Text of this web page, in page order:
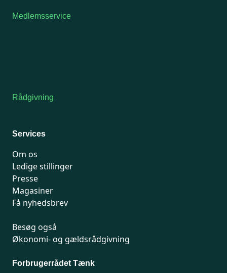
Medlemsservice
Rådgivning
Services
Om os
Ledige stillinger
Presse
Magasiner
Få nyhedsbrev
Besøg også
Økonomi- og gældsrådgivning
Forbrugerrådet Tænk